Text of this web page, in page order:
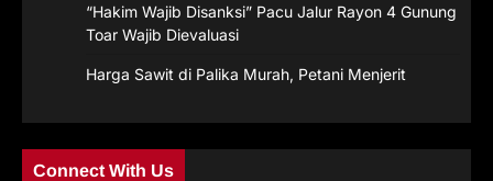
“Hakim Wajib Disanksi” Pacu Jalur Rayon 4 Gunung
Toar Wajib Dievaluasi
Harga Sawit di Palika Murah, Petani Menjerit
Connect With Us